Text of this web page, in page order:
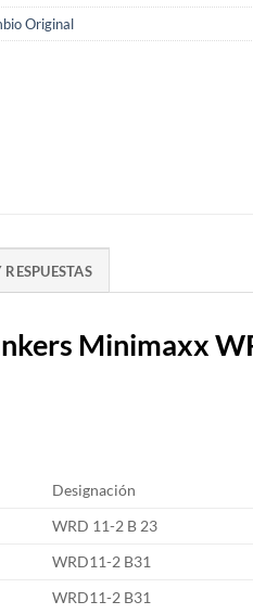
Original
Minimaxx
Designación
WRD 11-2 B 23
WRD11-2 B31
WRD11-2 B31